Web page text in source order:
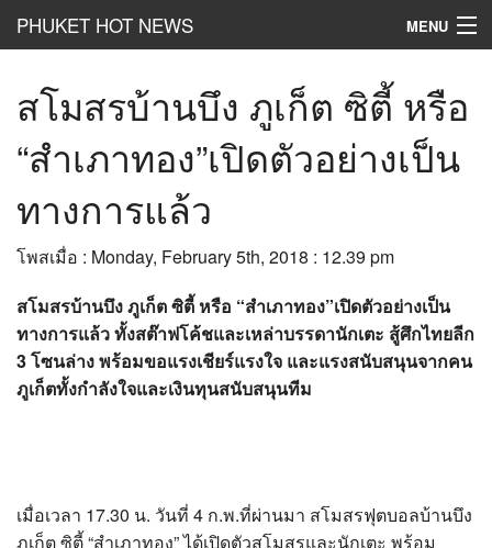
PHUKET HOT NEWS MENU
Hot Clip
HotList
Hot Gossip
HotBusiness
เที่ยว ชิม ช๊อป
HotHealth and Beauty
?>
สโมสรบ้านบึง ภูเก็ต ซิตี้ หรือ
“สำเภาทอง”เปิดตัวอย่างเป็น
ทางการแล้ว
โพสเมื่อ : Monday, February 5th, 2018 : 12.39 pm
สโมสรบ้านบึง ภูเก็ต ซิตี้ หรือ “สำเภาทอง”เปิดตัวอย่างเป็น
ทางการแล้ว ทั้งสต๊าฟโค้ชและเหล่าบรรดานักเตะ สู้ศึกไทยลีก
3 โซนล่าง พร้อมขอแรงเชียร์แรงใจ และแรงสนับสนุนจากคน
ภูเก็ตทั้งกำลังใจและเงินทุนสนับสนุนทีม
เมื่อเวลา 17.30 น. วันที่ 4 ก.พ.ที่ผ่านมา สโมสรฟุตบอลบ้านบึง
ภูเก็ต ซิตี้ “สำเภาทอง” ได้เปิดตัวสโมสรและนักเตะ พร้อม